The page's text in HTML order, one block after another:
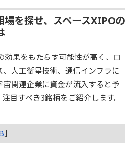
場を探せ、スペースXIPOの
効果をもたらす可能性が高く、ロ
人工衛星技術、通信インフラに
関連企業に資金が流入すると予
目すべき3銘柄をご紹介します。
］